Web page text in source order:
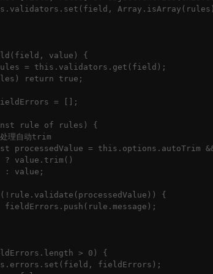
value) {
= this.validators.get(field);
return true;
= [];
rule of rules) {
理自动trim
processedValue = this.options.autoTrim
? value.trim()
: value;
{
fieldErrors.push(rule.message);
> 0) {
fieldErrors);